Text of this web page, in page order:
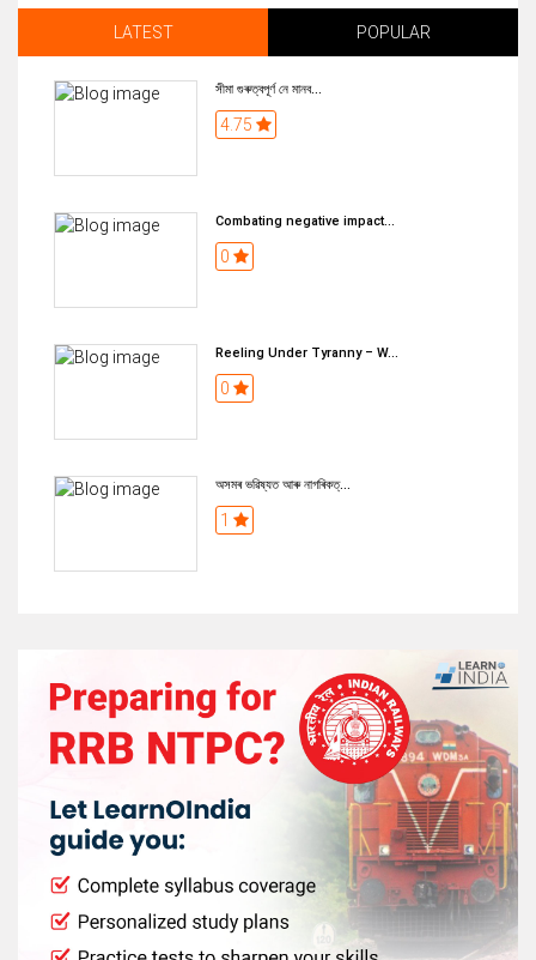
LATEST POPULAR
সীমা গুৰুত্বপূৰ্ণ নে মানব...
4.75
Combating negative impact...
0
Reeling Under Tyranny – W...
0
অসমৰ ভৱিষ্যত আৰু নাগৰিকত্...
1